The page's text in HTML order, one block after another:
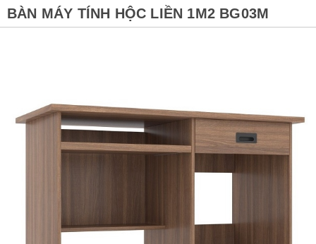
BÀN MÁY TÍNH HỘC LIỀN 1M2 BG03M